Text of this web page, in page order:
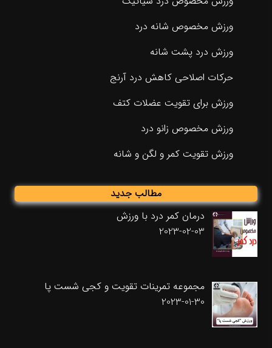
ورزش مخصوص شانه درد
ورزش درد پشت شانه
حرکات اصلاحی کاهش درد آرنج
ورزش برای تقویت عضلات کتف
ورزش مخصوص زانو درد
ورزش تقویت کمر و لگن و شانه
مطالب جدید
درمان کمر درد با ورزش
2023-02-03
مجموعه تمرینات تقویت و کجی شست پا
2023-01-30